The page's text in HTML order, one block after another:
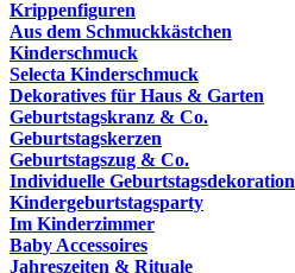
Krippenfiguren
Aus dem Schmuckkästchen
Kinderschmuck
Selecta Kinderschmuck
Dekoratives für Haus & Garten
Geburtstagskranz & Co.
Geburtstagskerzen
Geburtstagszug & Co.
Individuelle Geburtstagsdekoration
Kindergeburtstagsparty
Im Kinderzimmer
Baby Accessoires
Jahreszeiten & Rituale